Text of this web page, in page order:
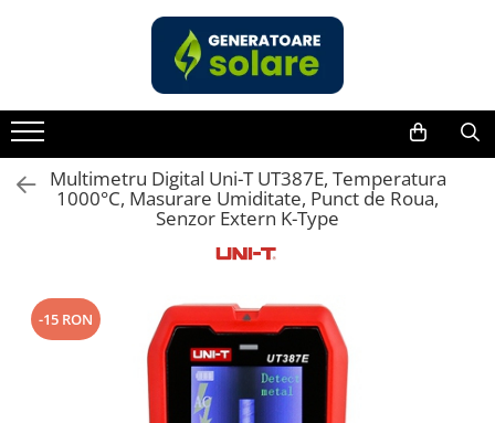
Acasa
Statii de Alimentare Portabile
Cauta dupa capacitate
Pana in 1000W
Peste 3000W
Cauta dupa marca
Multimetru Digital Uni-T UT387E, Temperatura
1000°C, Masurare Umiditate, Punct de Roua,
Senzor Extern K-Type
-15 RON